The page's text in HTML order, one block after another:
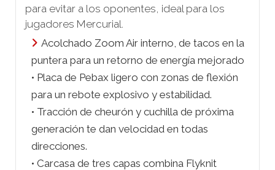
para evitar a los oponentes, ideal para los
jugadores Mercurial.
Acolchado Zoom Air interno, de tacos en la
puntera para un retorno de energía mejorado
• Placa de Pebax ligero con zonas de flexión
para un rebote explosivo y estabilidad.
• Tracción de cheurón y cuchilla de próxima
generación te dan velocidad en todas
direcciones.
• Carcasa de tres capas combina Flyknit